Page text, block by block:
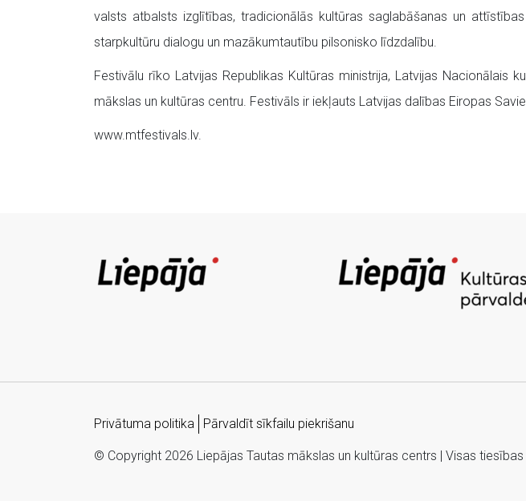
valsts atbalsts izglītības, tradicionālās kultūras saglabāšanas un
starpkultūru dialogu un mazākumtautību pilsonisko līdzdalību.
Festivālu rīko Latvijas Republikas Kultūras ministrija, Latvijas Nacionālais
mākslas un kultūras centru. Festivāls ir iekļauts Latvijas dalības Eiropas
www.mtfestivals.lv.
Privātuma politika Pārvaldīt sīkfailu piekrišanu
© Copyright 2026 Liepājas Tautas mākslas un kultūras centrs | Visas tiesības